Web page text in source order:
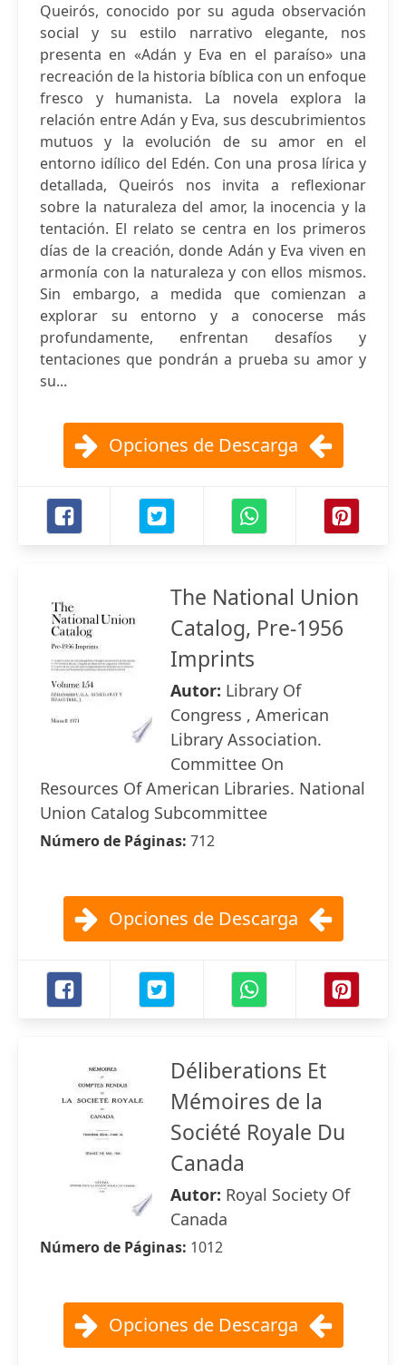
Queirós, conocido por su aguda observación
social y su estilo narrativo elegante, nos
presenta en «Adán y Eva en el paraíso» una
recreación de la historia bíblica con un enfoque
fresco y humanista. La novela explora la
relación entre Adán y Eva, sus descubrimientos
mutuos y la evolución de su amor en el
entorno idílico del Edén. Con una prosa lírica y
detallada, Queirós nos invita a reflexionar
sobre la naturaleza del amor, la inocencia y la
tentación. El relato se centra en los primeros
días de la creación, donde Adán y Eva viven en
armonía con la naturaleza y con ellos mismos.
Sin embargo, a medida que comienzan a
explorar su entorno y a conocerse más
profundamente, enfrentan desafíos y
tentaciones que pondrán a prueba su amor y
su...
Opciones de Descarga
The National Union
Catalog, Pre-1956
Imprints
Autor: Library Of
Congress , American
Library Association.
Committee On
Resources Of American Libraries. National
Union Catalog Subcommittee
Número de Páginas: 712
Opciones de Descarga
Déliberations Et
Mémoires de la
Société Royale Du
Canada
Autor: Royal Society Of
Canada
Número de Páginas: 1012
Opciones de Descarga